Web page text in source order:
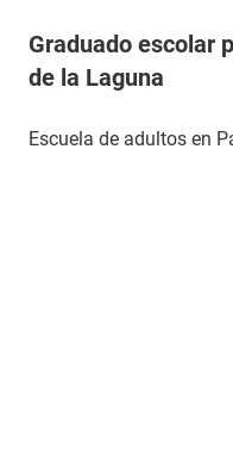
Graduado escolar
de la Laguna
Escuela de adultos en